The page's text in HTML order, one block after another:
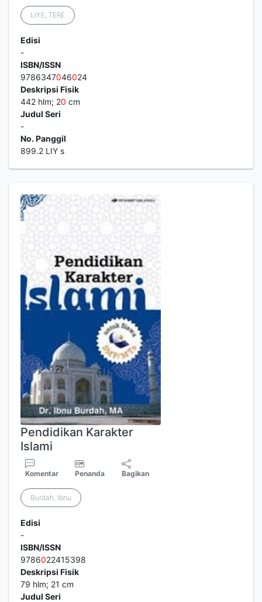
LIYE, TERE
Edisi
-
ISBN/ISSN
9786347046024
Deskripsi Fisik
442 hlm; 20 cm
Judul Seri
-
No. Panggil
899.2 LIY s
Pendidikan Karakter
Islami
Komentar Penanda Bagikan
Burdah, Ibnu
Edisi
-
ISBN/ISSN
9786022415398
Deskripsi Fisik
79 hlm; 21 cm
Judul Seri